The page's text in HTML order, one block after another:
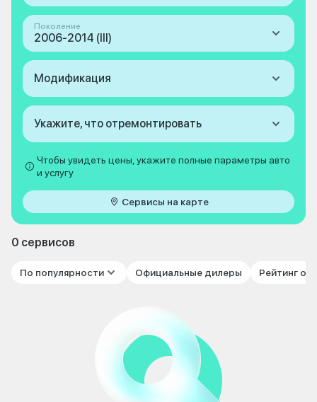
Поколение
2006-2014 (III)
Модификация
Укажите, что отремонтировать
Чтобы увидеть цены, укажите полные параметры авто
и услугу
Сервисы на карте
0 сервисов
По популярности Официальные дилеры Рейтинг